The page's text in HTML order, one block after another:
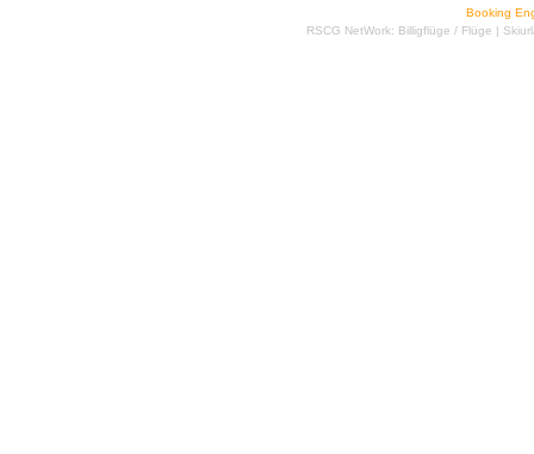
Booking
RSCG NetWork: Billigflüge / Flüge |